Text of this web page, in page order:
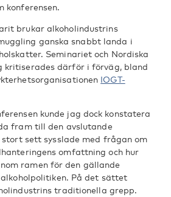
konferensen.
brukar alkoholindustrins
ganska snabbt landa i
Seminariet och Nordiska
kritiserades därför i förväg, bland
IOGT-
kunde jag dock konstatera
fram till den avslutande
stort sett sysslade med frågan om
omfattning och hur
ramen för den gällande
På det sättet
traditionella grepp.